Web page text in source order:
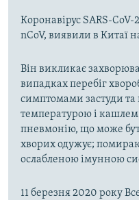
Коронавірус SARS-
nCoV, виявили в Китаї
Він викликає
випадках перебіг
симптомами застуди та
температурою і
пневмонію, що може
хворих одужує;
ослабленою імунною
11 березня 2020 року